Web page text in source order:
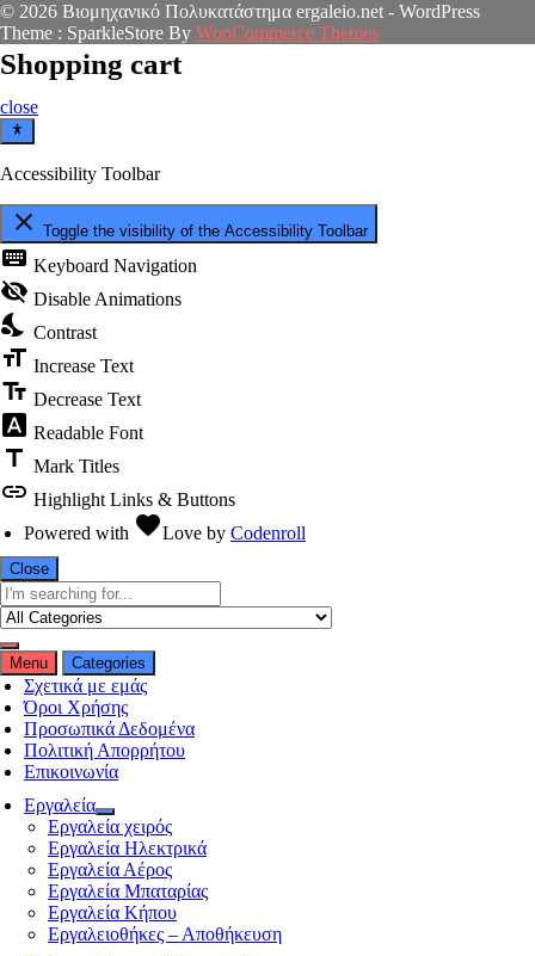
© 2026 Βιομηχανικό Πολυκατάστημα ergaleio.net - WordPress
Theme : SparkleStore By WooCommerce Themes
Shopping cart
close
Accessibility Toolbar
close Toggle the visibility of the Accessibility Toolbar
keyboard Keyboard Navigation
visibility_off Disable Animations
nights_stay Contrast
format_size Increase Text
text_fields Decrease Text
font_download Readable Font
title Mark Titles
link Highlight Links & Buttons
Powered with favoriteLove by Codenroll
Close
Menu Categories
Σχετικά με εμάς
Όροι Χρήσης
Προσωπικά Δεδομένα
Πολιτική Απορρήτου
Επικοινωνία
Εργαλεία
Εργαλεία χειρός
Εργαλεία Ηλεκτρικά
Εργαλεία Αέρος
Εργαλεία Μπαταρίας
Εργαλεία Κήπου
Εργαλειοθήκες – Αποθήκευση